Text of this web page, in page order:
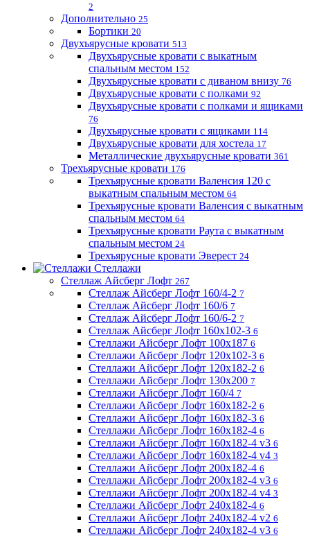
2
Дополнительно 25
Бортики 20
Двухъярусные кровати 513
Двухъярусные кровати с выкатным
спальным местом 152
Двухъярусные кровати с диваном внизу 76
Двухъярусные кровати с полками 92
Двухъярусные кровати с полками и ящиками
76
Двухъярусные кровати с ящиками 114
Двухъярусные кровати для хостела 17
Металлические двухъярусные кровати 361
Трехъярусные кровати 176
Трехъярусные кровати Валенсия 120 с
выкатным спальным местом 64
Трехъярусные кровати Валенсия с выкатным
спальным местом 64
Трехъярусные кровати Раута с выкатным
спальным местом 24
Трехъярусные кровати Эверест 24
Стеллажи
Стеллаж Айсберг Лофт 267
Стеллаж Айсберг Лофт 160/4-2 7
Стеллаж Айсберг Лофт 160/6 7
Стеллаж Айсберг Лофт 160/6-2 7
Стеллаж Айсберг Лофт 160х102-3 6
Стеллажи Айсберг Лофт 100х187 6
Стеллажи Айсберг Лофт 120х102-3 6
Стеллажи Айсберг Лофт 120х182-2 6
Стеллажи Айсберг Лофт 130х200 7
Стеллажи Айсберг Лофт 160/4 7
Стеллажи Айсберг Лофт 160х182-2 6
Стеллажи Айсберг Лофт 160х182-3 6
Стеллажи Айсберг Лофт 160х182-4 6
Стеллажи Айсберг Лофт 160х182-4 v3 6
Стеллажи Айсберг Лофт 160х182-4 v4 3
Стеллажи Айсберг Лофт 200х182-4 6
Стеллажи Айсберг Лофт 200х182-4 v3 6
Стеллажи Айсберг Лофт 200х182-4 v4 3
Стеллажи Айсберг Лофт 240х182-4 6
Стеллажи Айсберг Лофт 240х182-4 v2 6
Стеллажи Айсберг Лофт 240х182-4 v3 6